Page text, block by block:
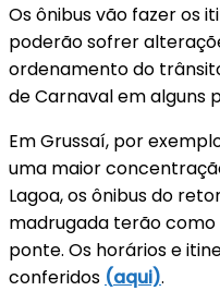
Os ônibus vão fazer os
poderão sofrer
ordenamento do
de Carnaval em alguns
Em Grussaí, por
uma maior
Lagoa, os ônibus do
madrugada terão
ponte. Os horários e
conferidos (aqui).